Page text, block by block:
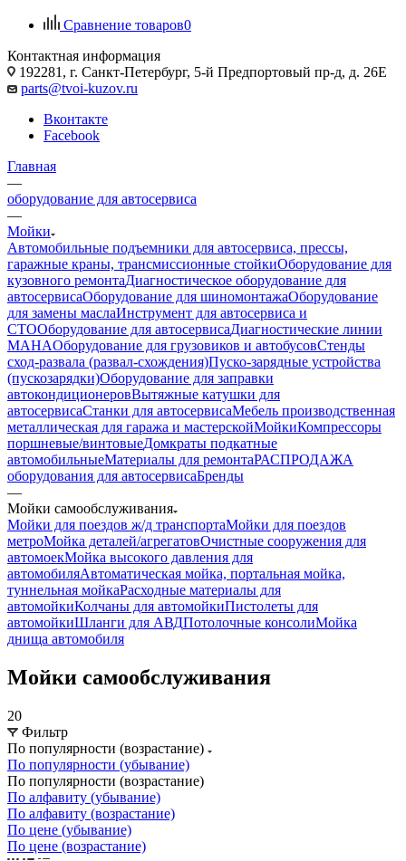
Сравнение товаров0
Контактная информация
192281, г. Санкт-Петербург, 5-й Предпортовый пр-д, д. 26Е
parts@tvoi-kuzov.ru
Вконтакте
Facebook
Главная
—
оборудование для автосервиса
—
Мойки
Автомобильные подъемники для автосервиса, прессы,
гаражные краны, трансмиссионные стойкиОборудование для
кузовного ремонтаДиагностическое оборудование для
автосервисаОборудование для шиномонтажаОборудование
для замены маслаИнструмент для автосервиса и
СТООборудование для автосервисаДиагностические линии
MAHAОборудование для грузовиков и автобусовСтенды
сход-развала (развал-схождения)Пуско-зарядные устройства
(пускозарядки)Оборудование для заправки
автокондиционеровВытяжные катушки для
автосервисаСтанки для автосервисаМебель производственная
металлическая для гаража и мастерскойМойкиКомпрессоры
поршневые/винтовыеДомкраты подкатные
автомобильныеМатериалы для ремонтаРАСПРОДАЖА
оборудования для автосервисаБренды
—
Мойки самообслуживания
Мойки для поездов ж/д транспортаМойки для поездов
метроМойка деталей/агрегатовОчистные сооружения для
автомоекМойка высокого давления для
автомобиляАвтоматическая мойка, портальная мойка,
туннельная мойкаРасходные материалы для
автомойкиКолчаны для автомойкиПистолеты для
автомойкиШланги для АВДПотолочные консолиМойка
днища автомобиля
Мойки самообслуживания
20
Фильтр
По популярности (возрастание)
По популярности (убывание)
По популярности (возрастание)
По алфавиту (убывание)
По алфавиту (возрастание)
По цене (убывание)
По цене (возрастание)